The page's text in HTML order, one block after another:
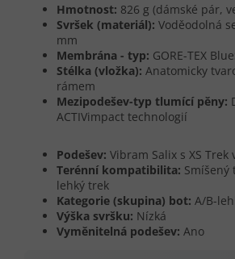
Hmotnost: 826 g (dámské pár,
Svršek (materiál): Voděodolná
mm
Membrána - typ: GORE-TEX
Stélka (vložka): Anatomicky
rámem
Mezipodešev-typ tlumící pěny:
ACTIVimpact technologií
Podešev: Vibram Salix s XS Trek
Terénní kompatibilita: Smíšený
lehký trek
Kategorie (skupina) bot: A/B-
Výška svršku: Nízká
Vyměnitelná podešev: Ano